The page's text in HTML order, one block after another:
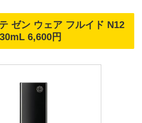
ゼン ウェア フルイド N12
6,600円